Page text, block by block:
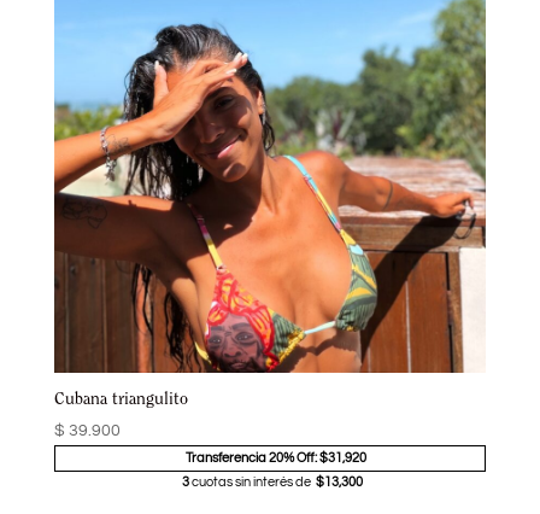
Cubana triangulito
$ 39.900
Transferencia 20% Off: $31,920
3cuotas sin interés de $13,300